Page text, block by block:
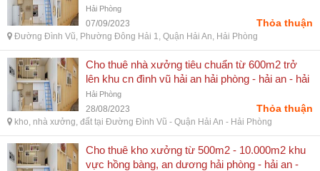
phòng
Hải Phòng
07/09/2023 Thỏa thuận
Đường Đình Vũ, Phường Đông Hải 1, Quận Hải An, Hải Phòng
Cho thuê nhà xưởng tiêu chuẩn từ 600m2 trở
lên khu cn đình vũ hải an hải phòng - hải an - hải
phòng
Hải Phòng
28/08/2023 Thỏa thuận
kho, nhà xưởng, đất tại Đường Đình Vũ - Quận Hải An - Hải Phòng
Cho thuê kho xưởng từ 500m2 - 10.000m2 khu
vực hồng bàng, an dương hải phòng - hải an -